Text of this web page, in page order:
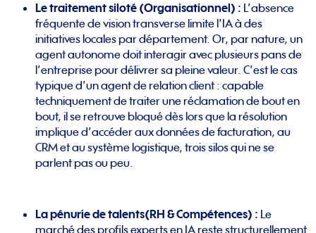
Letraitement siloté (Organisationnel) : L’absence
fréquente de vision transverse limite l’IA à des
initiatives locales par département. Or, par nature, un
agent autonome doit interagir avec plusieurs pans de
l’entreprise pour délivrer sa pleine valeur. C’est le cas
typique d’un agent de relation client : capable
techniquement de traiter une réclamation de bout en
bout, il se retrouve bloqué dès lors que la résolution
implique d’accéder aux données de facturation, au
CRM et au système logistique, trois silos qui ne se
parlent pas ou peu.
Lapénurie de talents(RH & Compétences) : Le
marché des profils experts en IA reste structurellement